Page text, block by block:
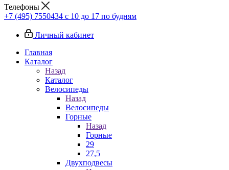
Телефоны
+7 (495) 7550434 с 10 до 17 по будням
Личный кабинет
Главная
Каталог
Назад
Каталог
Велосипеды
Назад
Велосипеды
Горные
Назад
Горные
29
27,5
Двухподвесы